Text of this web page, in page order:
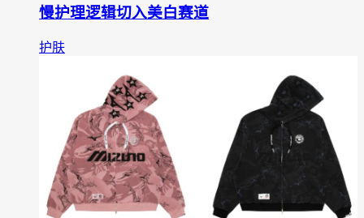
慢护理逻辑切入美白赛道
护肤